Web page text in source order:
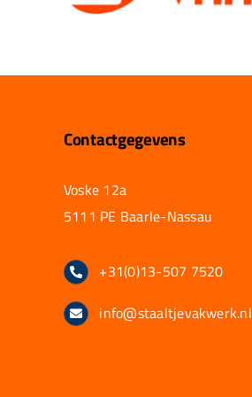
Contactgegevens
Voske 12a
5111 PE Baarle-Nassau
+31(0)13-507 7520
info@staaltjevakwerk.nl